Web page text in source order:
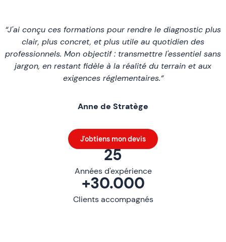
“J'ai conçu ces formations pour rendre le diagnostic plus
clair, plus concret, et plus utile au quotidien des
professionnels. Mon objectif : transmettre l'essentiel sans
jargon, en restant fidèle à la réalité du terrain et aux
exigences réglementaires.“
Anne de Stratège
J'obtiens mon devis
25
Années d'expérience
+30.000
Clients accompagnés